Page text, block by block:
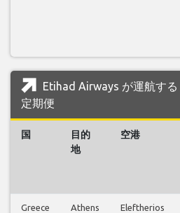
Etihad Airways が運航す
定期便
国
目的
地
空港
Greece Athens
Eleftherios